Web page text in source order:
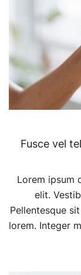
Fusce vel
Lorem ipsum
elit.
Pellentesque
lorem. Integer